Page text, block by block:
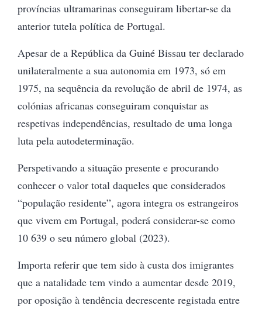
províncias ultramarinas conseguiram libertar-se da
anterior tutela política de Portugal.
Apesar de a República da Guiné Bissau ter declarado
unilateralmente a sua autonomia em 1973, só em
1975, na sequência da revolução de abril de 1974, as
colónias africanas conseguiram conquistar as
respetivas independências, resultado de uma longa
luta pela autodeterminação.
Perspetivando a situação presente e procurando
conhecer o valor total daqueles que considerados
“população residente”, agora integra os estrangeiros
que vivem em Portugal, poderá considerar-se como
10 639 o seu número global (2023).
Importa referir que tem sido à custa dos imigrantes
que a natalidade tem vindo a aumentar desde 2019,
por oposição à tendência decrescente registada entre